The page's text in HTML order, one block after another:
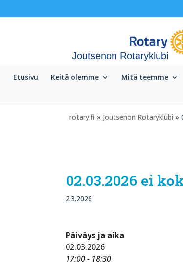
Joutsenon Rotaryklubi
Etusivu Keitä olemme Mitä teemme
rotary.fi » Joutsenon Rotaryklubi »
02.03.2026 ei
2.3.2026
Päiväys ja aika
02.03.2026
17:00 - 18:30